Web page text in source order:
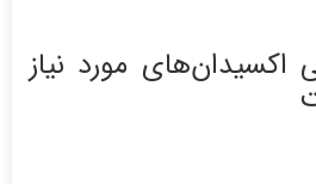
اکسیدان‌های مورد نیاز